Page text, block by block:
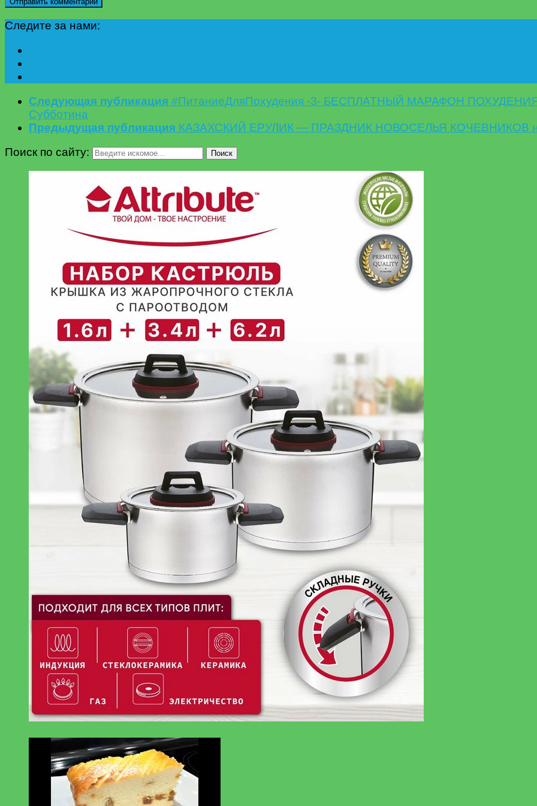
Следите за нами:
Следующая публикация #ПитаниеДляПохудения -3- БЕСПЛАТНЫЙ МАРАФОН
Субботина
Предыдущая публикация КАЗАХСКИЙ ЕРУЛИК — ПРАЗДНИК НОВОСЕЛЬЯ КОЧЕВНИКОВ
Поиск по сайту:
Поиск